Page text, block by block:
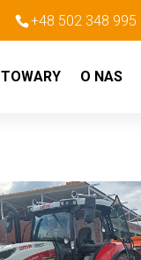
+48 502 348 995
TOWARY O NAS